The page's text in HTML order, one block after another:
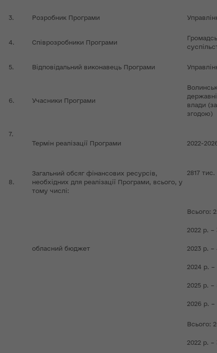
3. Розробник Програми
4. Співрозробники Програми
5. Відповідальний виконавець Програми
6. Учасники Програми
влади
згодою)
7.
Термін реалізації Програми
2022-
8.
Загальний обсяг фінансових ресурсів,
необхідних для реалізації Програми, всього, у
тому числі:
2817 тис.
обласний бюджет
Всього:
2022 р. –
2023 р.
2024 р.
2025 р.
2026 р.
Всього:
2022 р. –